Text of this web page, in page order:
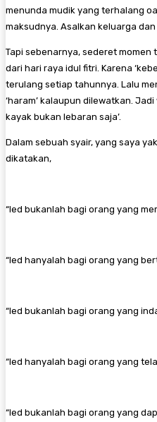
menunda mudik yang terhalang
maksudnya. Asalkan keluarga
Tapi sebenarnya, sederet
dari hari raya idul fitri. Karena
terulang setiap tahunnya. Lalu
‘haram’ kalaupun dilewatkan.
kayak bukan lebaran saja’.
Dalam sebuah syair, yang saya
dikatakan,
“Ied bukanlah bagi orang yang
“Ied hanyalah bagi orang yang
“Ied bukanlah bagi orang yang
“Ied hanyalah bagi orang yang
“Ied bukanlah bagi orang yang